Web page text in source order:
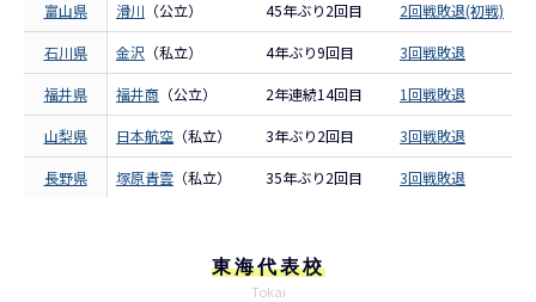
富山県 滑川 （公立） 45年ぶり2回目 2回戦敗退(初戦)
石川県 金沢 （私立） 4年ぶり9回目 3回戦敗退
福井県 福井商 （公立） 2年連続14回目 1回戦敗退
山梨県 日本航空 （私立） 3年ぶり2回目 3回戦敗退
長野県 塚原青雲 （私立） 35年ぶり2回目 3回戦敗退
東海代表校
Tokai